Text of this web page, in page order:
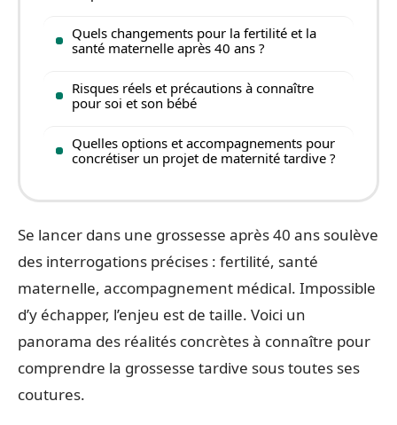
Quels changements pour la fertilité et la
santé maternelle après 40 ans ?
Risques réels et précautions à connaître
pour soi et son bébé
Quelles options et accompagnements pour
concrétiser un projet de maternité tardive ?
Se lancer dans une grossesse après 40 ans soulève
des interrogations précises : fertilité, santé
maternelle, accompagnement médical. Impossible
d’y échapper, l’enjeu est de taille. Voici un
panorama des réalités concrètes à connaître pour
comprendre la grossesse tardive sous toutes ses
coutures.